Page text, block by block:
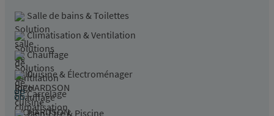
Salle de bains & Toilettes
Climatisation & Ventilation
Chauffage
Cuisine & Électroménager
Carrelage
Bien-Être & Piscine